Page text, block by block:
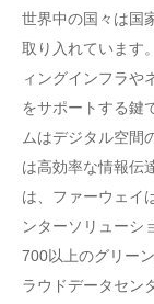
世界中の国々は国
取り入れています
ィングインフラや
をサポートする鍵
ムはデジタル空間
は高効率な情報伝
は、ファーウェイ
ンターソリューシ
700以上のグリー
ラウドデータセン